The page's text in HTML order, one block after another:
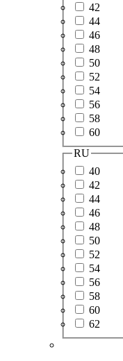
42
44
46
48
50
52
54
56
58
60
RU
40
42
44
46
48
50
52
54
56
58
60
62